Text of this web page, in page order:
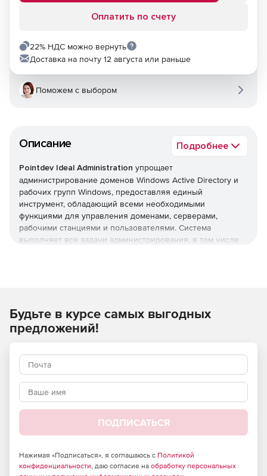
Описание Подробнее
Pointdev Ideal Administration упрощает
администрирование доменов Windows Active Directory и
рабочих групп Windows, предоставляя единый
инструмент, обладающий всеми необходимыми
функциями для управления доменами, серверами,
рабочими станциями и пользователями. Система
выполняет все задачи администрирования, в том числе
Основные функции:
Полнофункциональное централизованное
Удаленное управление системами под управлением
Windows, Mac OS X и Linux.
Удаленное управление через Интернет
компьютерами с Windows за пределами
Чат, снимки экрана, передача файлов и общий доступ
Оплатить по счету
22% НДС можно вернуть
Доставка на почту 12 августа или раньше
Поможем с выбором
Будьте в курсе самых выгодных
предложений!
ПОДПИСАТЬСЯ
Нажимая «Подписаться», я соглашаюсь с Политикой
конфиденциальности, даю согласие на обработку персональных